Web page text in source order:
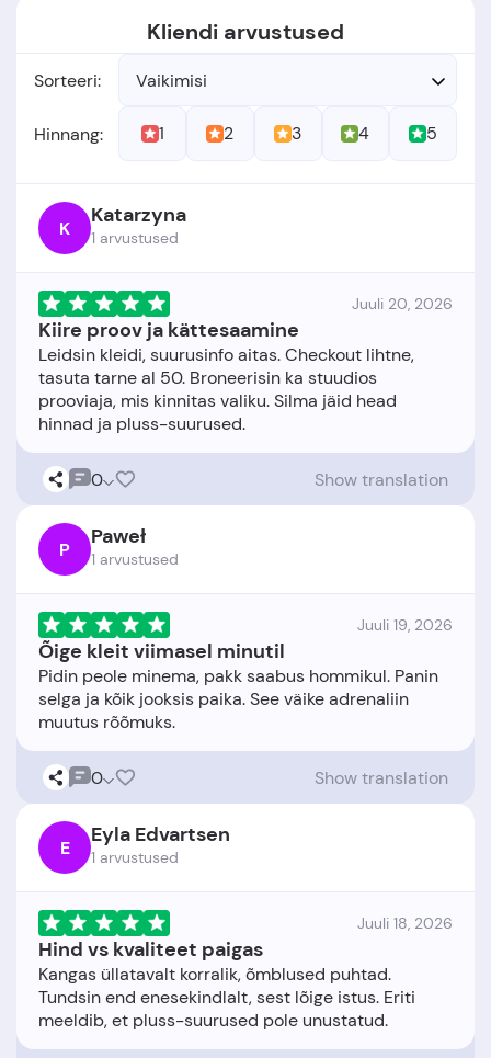
Kliendi arvustused
Sorteeri: Vaikimisi
Hinnang: 1 2 3 4 5
K Katarzyna
1 arvustused
Juuli 20, 2026
Kiire proov ja kättesaamine
Leidsin kleidi, suurusinfo aitas. Checkout lihtne,
tasuta tarne al 50. Broneerisin ka stuudios
prooviaja, mis kinnitas valiku. Silma jäid head
0 Show translation
P Paweł
1 arvustused
Juuli 19, 2026
Õige kleit viimasel minutil
Pidin peole minema, pakk saabus hommikul. Panin
selga ja kõik jooksis paika. See väike adrenaliin
0 Show translation
E Eyla Edvartsen
1 arvustused
Juuli 18, 2026
Hind vs kvaliteet paigas
Kangas üllatavalt korralik, õmblused puhtad.
Tundsin end enesekindlalt, sest lõige istus. Eriti